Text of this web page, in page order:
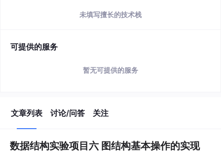
未填写擅长的技术栈
可提供的服务
暂无可提供的服务
文章列表 讨论/问答 关注
数据结构实验项目六 图结构基本操作的实现